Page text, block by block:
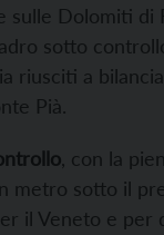
sulle Dolomiti
sotto
riusciti a
Pià.
, con la
metro sotto il
il Veneto e per